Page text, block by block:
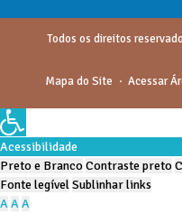
Todos os direitos
Mapa do Site Acessar
Acessibilidade
Preto e BrancoContraste preto
Fonte legívelSublinhar links
AAA